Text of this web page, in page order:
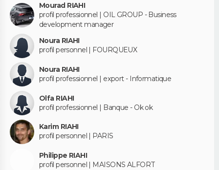
Mourad RIAHI
profil professionnel | OIL GROUP - Business
development manager
Noura RIAHI
profil personnel | FOURQUEUX
Noura RIAHI
profil professionnel | export - Informatique
Olfa RIAHI
profil professionnel | Banque - Ok ok
Karim RIAHI
profil personnel | PARIS
Philippe RIAHI
profil personnel | MAISONS ALFORT